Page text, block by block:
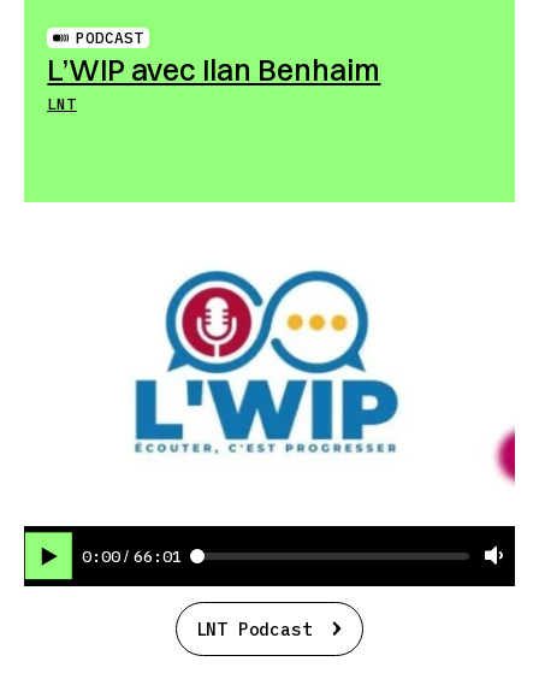
PODCAST
L’WIP avec Ilan Benhaim
LNT
0:00 / 66:01
LNT Podcast